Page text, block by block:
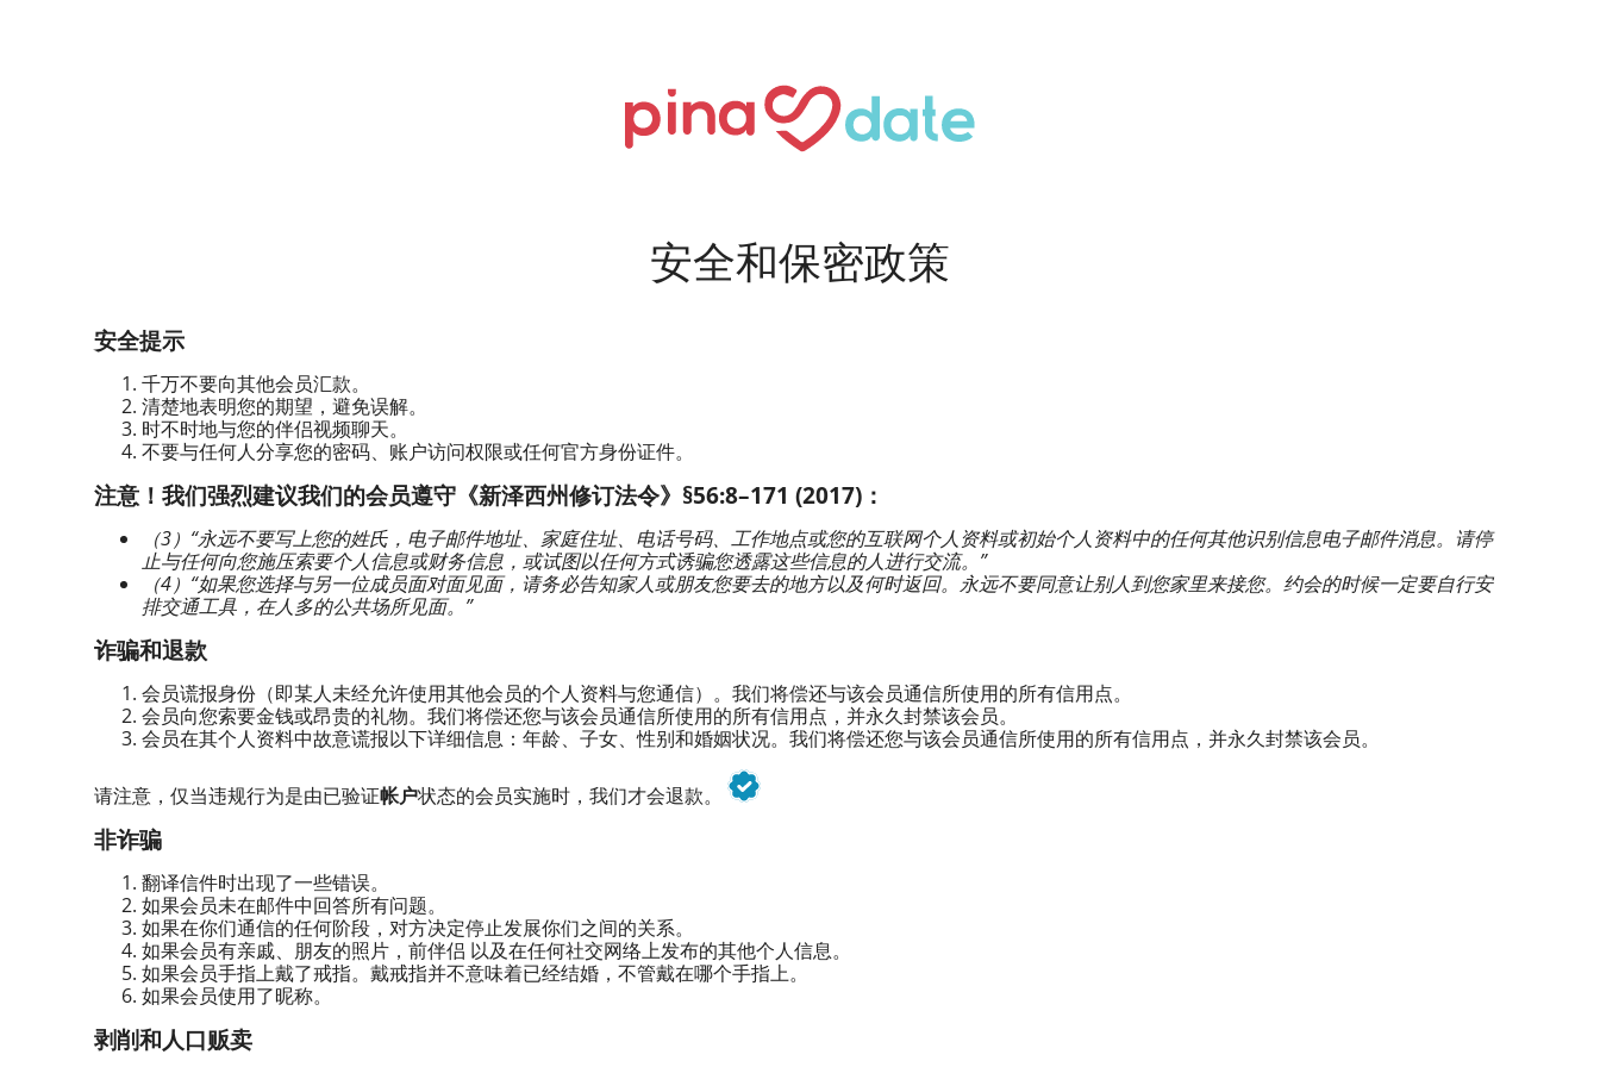
安全和保密政策
安全提示
千万不要向其他会员汇款。
清楚地表明您的期望，避免误解。
时不时地与您的伴侣视频聊天。
不要与任何人分享您的密码、账户访问权限或任何官方身份证件。
注意！我们强烈建议我们的会员遵守《新泽西州修订法令》§56:8–171 (2017)：
（3）“永远不要写上您的姓氏， 电子邮件地址、家庭住址、电话号码、工作地点或您的互联网个人资料或初始个人资料中的任何其他识别信息电子邮件消息。请停
止与任何向您施压索要个人信息或财务信息，或试图以任何方式诱骗您透露这些信息的人进行交流。”
（4）“如果您选择与另一位成员面对面见面，请务必告知家人或朋友您要去的地方以及何时返回。永远不要同意让别人到您家里来接您。约会的时候一定要自行安
排交通工具，在人多的公共场所见面。”
诈骗和退款
会员谎报身份（即某人未经允许使用其他会员的个人资料与您通信）。我们将偿还与该会员通信所使用的所有信用点。
会员向您索要金钱或昂贵的礼物。我们将偿还您与该会员通信所使用的所有信用点，并永久封禁该会员。
会员在其个人资料中故意谎报以下详细信息：年龄、子女、性别和婚姻状况。我们将偿还您与该会员通信所使用的所有信用点，并永久封禁该会员。
请注意，仅当违规行为是由已验证帐户状态的会员实施时，我们才会退款。
非诈骗
翻译信件时出现了一些错误。
如果会员未在邮件中回答所有问题。
如果在你们通信的任何阶段，对方决定停止发展你们之间的关系。
如果会员有亲戚、朋友的照片， 前伴侣 以及在任何社交网络上发布的其他个人信息。
如果会员手指上戴了戒指。戴戒指并不意味着已经结婚，不管戴在哪个手指上。
如果会员使用了昵称。
剥削和人口贩卖